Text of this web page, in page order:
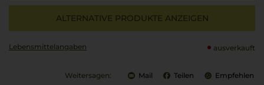
ALTERNATIVE PRODUKTE ANZEIGEN
Lebensmittel­angaben ausverkauft
Weitersagen: Mail Teilen Empfehlen